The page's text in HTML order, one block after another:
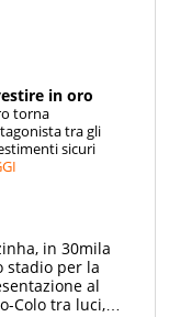
in oro
torna
tra gli
sicuri
in 30mila
stadio per la
al
Colo tra luci,